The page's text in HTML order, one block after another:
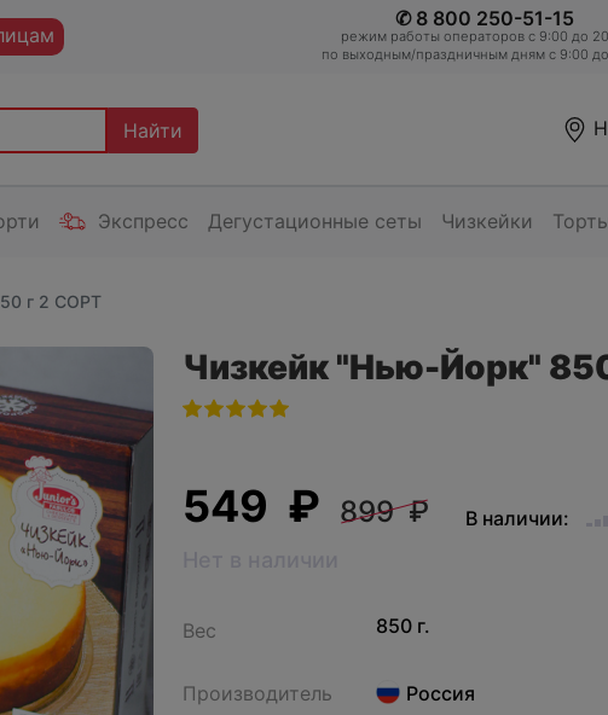
✆ 8 800 250-51-15
режим работы операторов c 9:00 до
по выходным/праздничным дням с 9:00
Найти
Экспресс Дегустационные сеты Чизкейки
г 2 СОРТ
Чизкейк "Нью-Йорк"
549 ₽ 899 ₽ В наличии:
Вес 850 г.
Производитель
Россия